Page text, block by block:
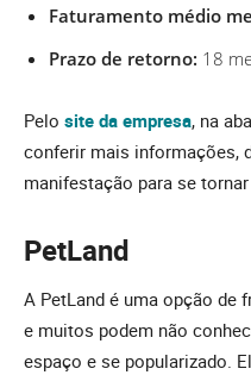
Faturamento médio
Prazo de retorno: 18
Pelo site da empresa, na
conferir mais informações,
manifestação para se
PetLand
A PetLand é uma opção de
e muitos podem não
espaço e se popularizado.